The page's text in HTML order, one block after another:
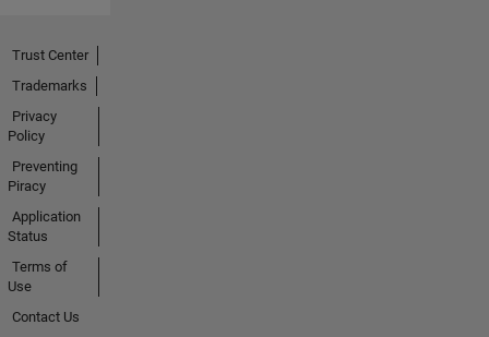
Trust Center
Trademarks
Privacy
Policy
Preventing
Piracy
Application
Status
Terms of
Use
Contact Us